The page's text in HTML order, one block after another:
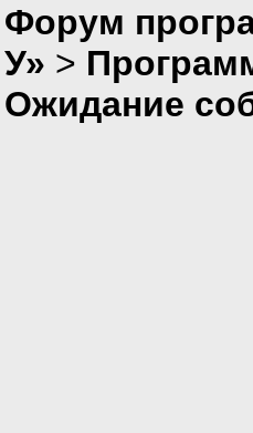
Форум
У» >
Ожидание